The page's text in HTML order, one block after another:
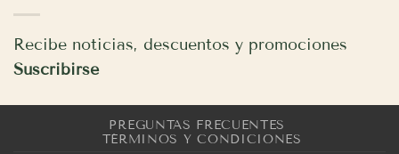
Recibe noticias, descuentos y promociones
Suscribirse
PREGUNTAS FRECUENTES
TÉRMINOS Y CONDICIONES